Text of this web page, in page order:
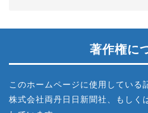
著作権に
このホームページに使用している
株式会社両丹日日新聞社、もしく